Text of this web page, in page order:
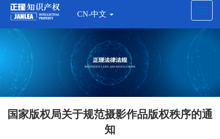
CN-中文
国家版权局关于规范摄影作品版权秩序的通
知